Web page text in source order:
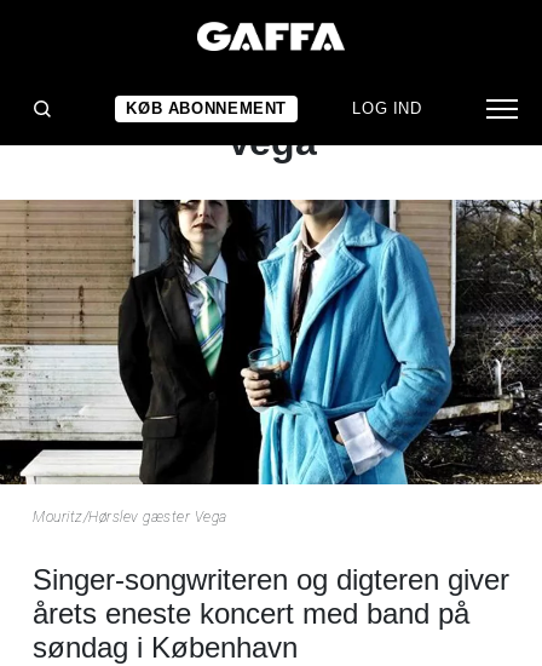
KØB ABONNEMENT LOG IND
NYHED
Mouritz/Hørslev gæster
Vega
Mouritz/Hørslev gæster Vega
Singer-songwriteren og digteren giver
årets eneste koncert med band på
søndag i København